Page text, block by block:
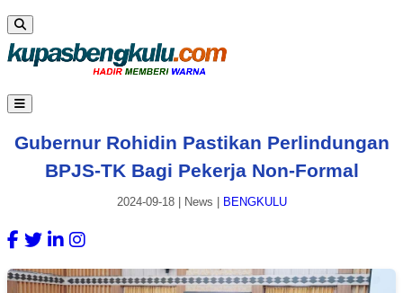
Gubernur Rohidin Pastikan Perlindungan
BPJS-TK Bagi Pekerja Non-Formal
2024-09-18| News BENGKULU